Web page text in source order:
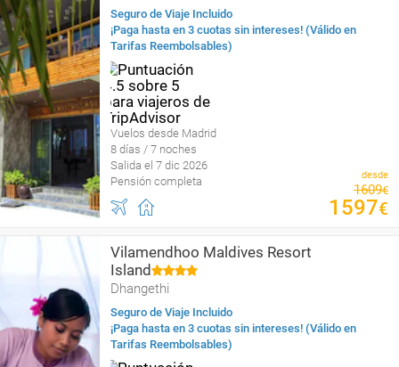
Seguro de Viaje Incluido
¡Paga hasta en 3 cuotas sin intereses! (Válido en
Tarifas Reembolsables)
Vuelos desde Madrid
8 días / 7 noches
Salida el 7 dic 2026
Pensión completa
desde
1609€
1597€
Vilamendhoo Maldives Resort
Island
Dhangethi
Seguro de Viaje Incluido
¡Paga hasta en 3 cuotas sin intereses! (Válido en
Tarifas Reembolsables)